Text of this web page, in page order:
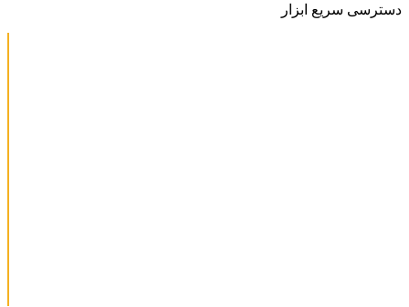
دسترسی سریع ابزار